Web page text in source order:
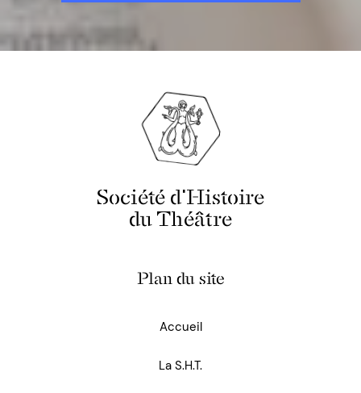
Société d'Histoire
du Théâtre
Plan du site
Accueil
La S.H.T.